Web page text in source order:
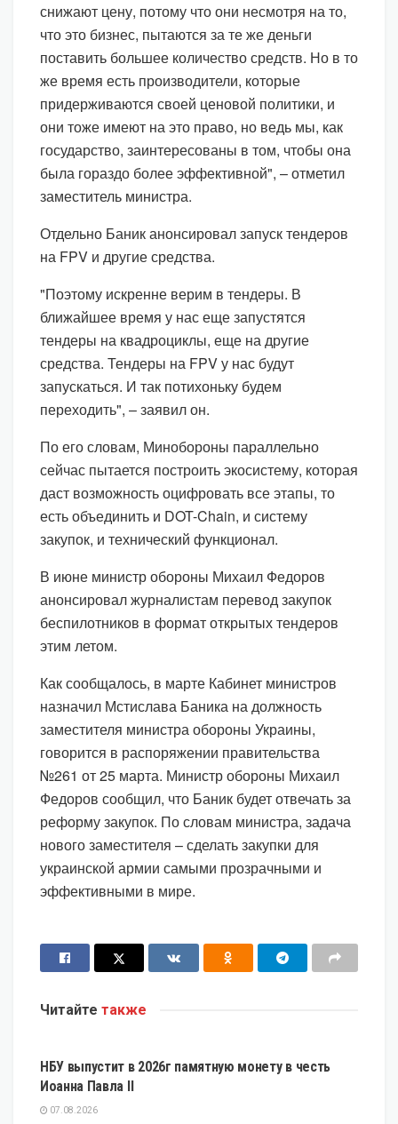
снижают цену, потому что они несмотря на то,
что это бизнес, пытаются за те же деньги
поставить большее количество средств. Но в то
же время есть производители, которые
придерживаются своей ценовой политики, и
они тоже имеют на это право, но ведь мы, как
государство, заинтересованы в том, чтобы она
была гораздо более эффективной", – отметил
заместитель министра.
Отдельно Баник анонсировал запуск тендеров
на FPV и другие средства.
"Поэтому искренне верим в тендеры. В
ближайшее время у нас еще запустятся
тендеры на квадроциклы, еще на другие
средства. Тендеры на FPV у нас будут
запускаться. И так потихоньку будем
переходить", – заявил он.
По его словам, Минобороны параллельно
сейчас пытается построить экосистему, которая
даст возможность оцифровать все этапы, то
есть объединить и DOT-Chain, и систему
закупок, и технический функционал.
В июне министр обороны Михаил Федоров
анонсировал журналистам перевод закупок
беспилотников в формат открытых тендеров
этим летом.
Как сообщалось, в марте Кабинет министров
назначил Мстислава Баника на должность
заместителя министра обороны Украины,
говорится в распоряжении правительства
№261 от 25 марта. Министр обороны Михаил
Федоров сообщил, что Баник будет отвечать за
реформу закупок. По словам министра, задача
нового заместителя – сделать закупки для
украинской армии самыми прозрачными и
эффективными в мире.
Читайте также
НБУ выпустит в 2026г памятную монету в честь
Иоанна Павла II
07.08.2026